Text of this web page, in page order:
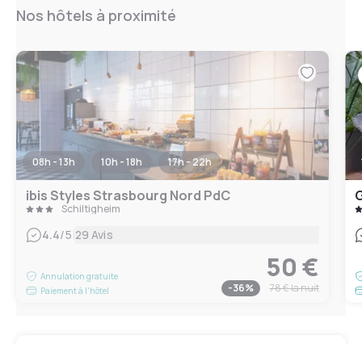
Nos hôtels à proximité
08h - 13h 10h - 18h 17h - 22h
ibis Styles Strasbourg Nord PdC
Schiltigheim
4.4/5 29 Avis
Annulation gratuite
Paiement à l'hôtel
50 €
-36% 78 €la nuit